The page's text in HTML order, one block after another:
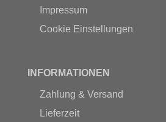
Impressum
Cookie Einstellungen
INFORMATIONEN
Zahlung & Versand
Lieferzeit